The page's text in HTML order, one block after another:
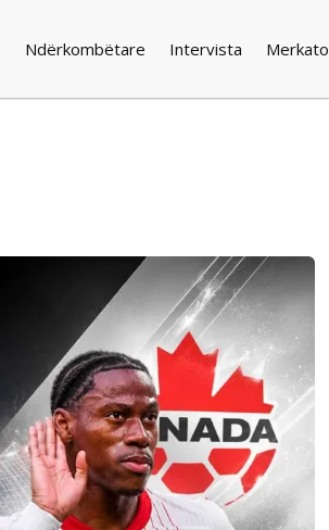
Ndërkombëtare Intervista Merkato